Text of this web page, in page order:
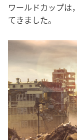
ワールドカップは
てきました。